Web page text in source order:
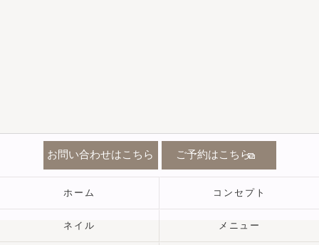
お問い合わせはこちら ご予約はこちら
ホーム コンセプト
ネイル メニュー